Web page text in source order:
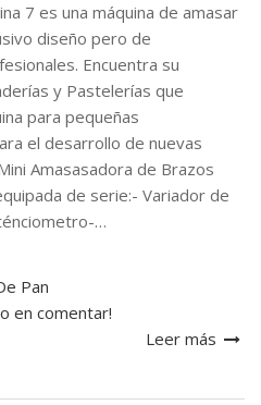
7 es una máquina de amasar
diseño pero de
Encuentra su
y Pastelerías que
para pequeñas
el desarrollo de nuevas
Amasasadora de Brazos
de serie:- Variador de
…
Pan
en comentar!
Leer más